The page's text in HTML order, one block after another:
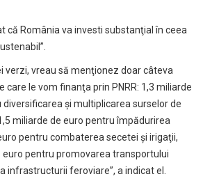
că România va investi substanţial în ceea
verzi, vreau să menţionez doar câteva
care le vom finanţa prin PNRR: 1,3 miliarde
şi multiplicarea surselor de
miliarde de euro pentru împădurirea
pentru combaterea secetei şi irigaţii,
euro pentru promovarea transportului
infrastructurii feroviare”, a indicat el.